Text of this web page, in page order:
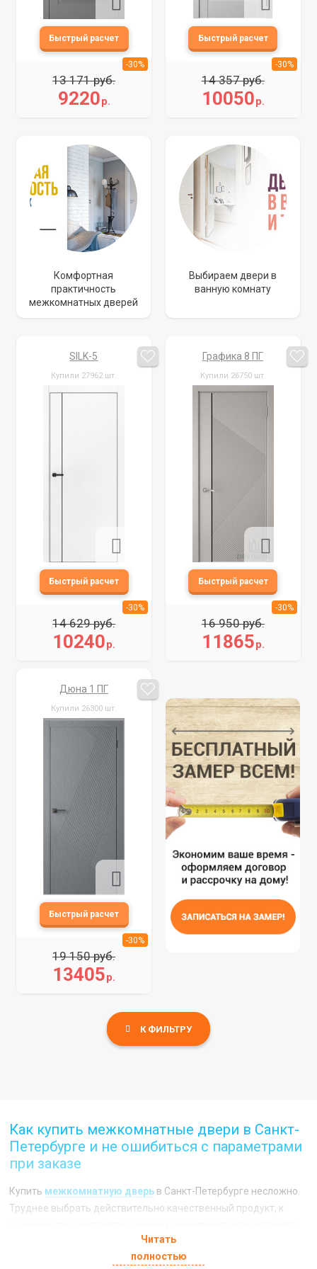
9220р.
13 171 руб.
-30%
10050р.
14 357 руб.
-30%
Комфортная
практичность
межкомнатных дверей
Выбираем двери в
ванную комнату
SILK-5
Купили 27962 шт.
10240р.
14 629 руб.
-30%
Графика 8 ПГ
Купили 26750 шт.
11865р.
16 950 руб.
-30%
Дюна 1 ПГ
Купили 26300 шт.
13405р.
19 150 руб.
-30%
К ФИЛЬТРУ
Как купить межкомнатные двери в Санкт-
Петербурге и не ошибиться с параметрами
при заказе
Купить межкомнатную дверь в Санкт-Петербурге несложно.
Труднее выбрать действительно качественный продукт, к
не будет вопросов. Однако помимо качества самого изделия
большое значение имеет соответствие приобретенной двери
Читать
полностью